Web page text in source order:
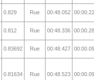
0.829 Rue 00:48.052
0.812 Rue 00:48.336
0.83692 Rue 00:48.427
0.81634 Rue 00:48.523